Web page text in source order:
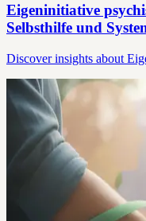
Eigeninitiative
Selbsthilfe und
Discover insights about